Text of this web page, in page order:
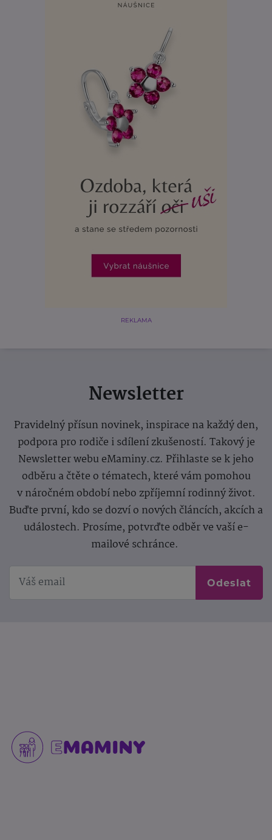
REKLAMA
Newsletter
Pravidelný přísun novinek, inspirace na každý den,
podpora pro rodiče i sdílení zkušeností. Takový je
Newsletter webu eMaminy.cz. Přihlaste se k jeho
odběru a čtěte o tématech, které vám pomohou
v náročném období nebo zpříjemní rodinný život.
Buďte první, kdo se dozví o nových článcích, akcích a
událostech. Prosíme, potvrďte odběr ve vaší e-
mailové schránce.
Odeslat